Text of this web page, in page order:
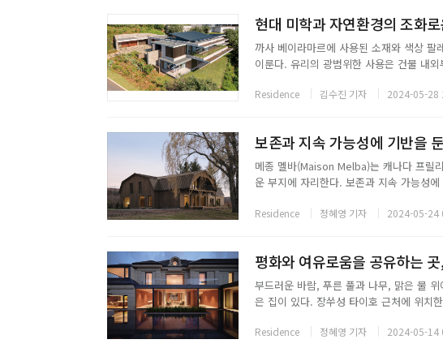
현대 미학과 자연환경의 조화
까사 베이라마르에 사용된 소재와 색상 팔
이룬다. 유리의 광범위한 사용은 건물 내
기준을 제시한다. 까사는 단순한 기능을 집
Residence 김수진 기자 2024-05-28
보존과 지속 가능성에 기반을
메종 멜바(Maison Melba)는 캐나다 프릴
운 부지에 자리한다. 보존과 지속 가능성
현한 1970년대 자동차 차고지는 라브리...
Residence 정혜영 기자 2024-05-24
평화와 여유로움을 공유하는
부드러운 바람, 푸른 풀과 나무, 맑은 물
은 집이 있다. 장쑤성 타이호 근처에 위치
부터 잠시 떨어져 쉬어갈 수 있는 휴식의
Residence 정혜영 기자 2024-05-14